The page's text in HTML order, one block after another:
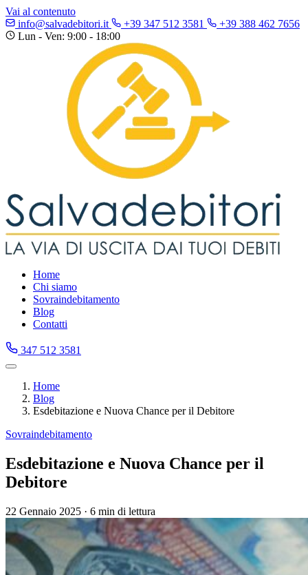
Vai al contenuto
info@salvadebitori.it
+39 347 512 3581
+39 388 462 7656
Lun - Ven: 9:00 - 18:00
Home
Chi siamo
Sovraindebitamento
Blog
Contatti
347 512 3581
Home
Blog
Esdebitazione e Nuova Chance per il Debitore
Sovraindebitamento
Esdebitazione e Nuova Chance per il
Debitore
22 Gennaio 2025 · 6 min di lettura